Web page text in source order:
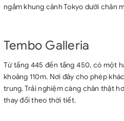
ngắm khung cảnh Tokyo dưới chân
Tembo Galleria
Từ tầng 445 đến tầng 450, có một
khoảng 110m. Nơi đây cho phép
trung. Trải nghiệm càng chân thật
thay đổi theo thời tiết.